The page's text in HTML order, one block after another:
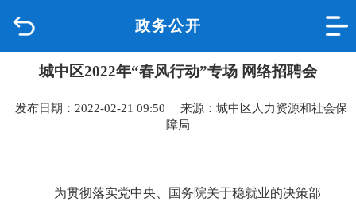
政务公开
品质城中
新闻中心
政府信息公开
城中区2022年“春风行动”专场 网络招聘会
发布日期：2022-02-21 09:50 来源：城中区人力资源和社会保
障局
为贯彻落实党中央、国务院关于稳就业的决策部